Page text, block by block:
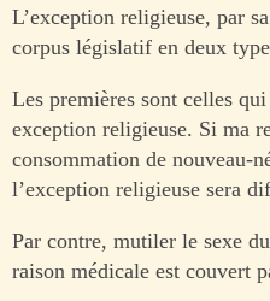
L’exception religieuse, par
corpus législatif en deux
Les premières sont celles
exception religieuse. Si ma
consommation de nouveau-
l’exception religieuse sera
Par contre, mutiler le sexe
raison médicale est couvert